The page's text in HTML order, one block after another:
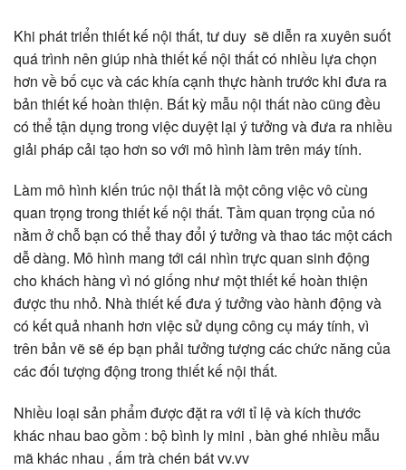
Khi phát triển thiết kế nội thất, tư duy sẽ diễn ra xuyên suốt
quá trình nên giúp nhà thiết kế nội thất có nhiều lựa chọn
hơn về bố cục và các khía cạnh thực hành trước khi đưa ra
bản thiết kế hoàn thiện. Bất kỳ mẫu nội thất nào cũng đều
có thể tận dụng trong việc duyệt lại ý tưởng và đưa ra nhiều
giải pháp cải tạo hơn so với mô hình làm trên máy tính.
Làm mô hình kiến trúc nội thất là một công việc vô cùng
quan trọng trong thiết kế nội thất. Tầm quan trọng của nó
nằm ở chỗ bạn có thể thay đổi ý tưởng và thao tác một cách
dễ dàng. Mô hình mang tới cái nhìn trực quan sinh động
cho khách hàng vì nó giống như một thiết kế hoàn thiện
được thu nhỏ. Nhà thiết kế đưa ý tưởng vào hành động và
có kết quả nhanh hơn việc sử dụng công cụ máy tính, vì
trên bản vẽ sẽ ép bạn phải tưởng tượng các chức năng của
các đối tượng động trong thiết kế nội thất.
Nhiều loại sản phẩm được đặt ra với tỉ lệ và kích thước
khác nhau bao gồm : bộ bình ly mini , bàn ghé nhiều mẫu
mã khác nhau , ấm trà chén bát vv.vv